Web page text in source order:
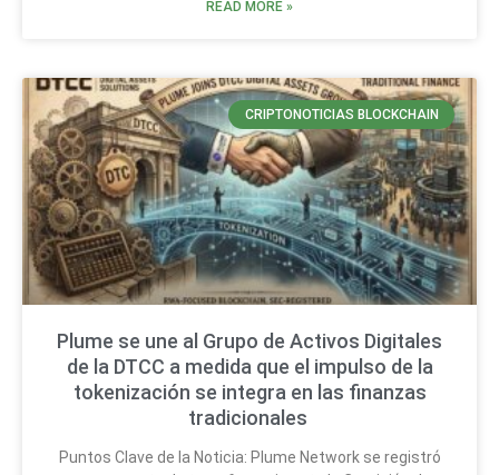
READ MORE »
CRIPTONOTICIAS BLOCKCHAIN
Plume se une al Grupo de Activos Digitales
de la DTCC a medida que el impulso de la
tokenización se integra en las finanzas
tradicionales
Puntos Clave de la Noticia: Plume Network se registró